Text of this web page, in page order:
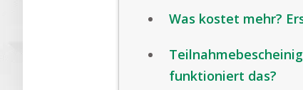
Was kostet mehr?
funktioniert das?